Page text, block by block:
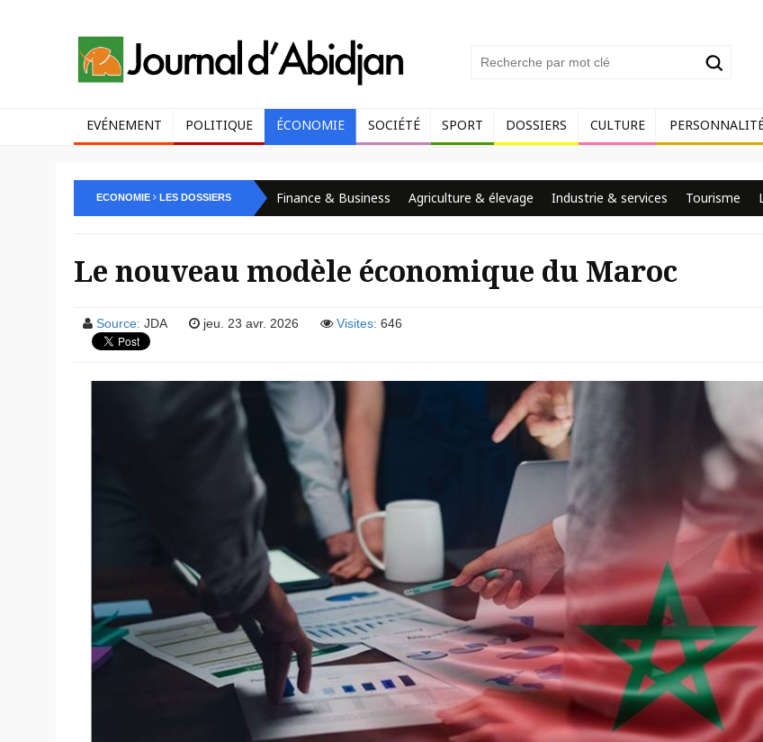
EVÉNEMENT POLITIQUE ÉCONOMIE SOCIÉTÉ SPORT DOSSIERS CULTURE
ECONOMIE LES DOSSIERS Finance & Business Agriculture & élevage Industrie & services Tourisme
Le nouveau modèle économique du Maroc
Source: JDA jeu. 23 avr. 2026 Visites: 646